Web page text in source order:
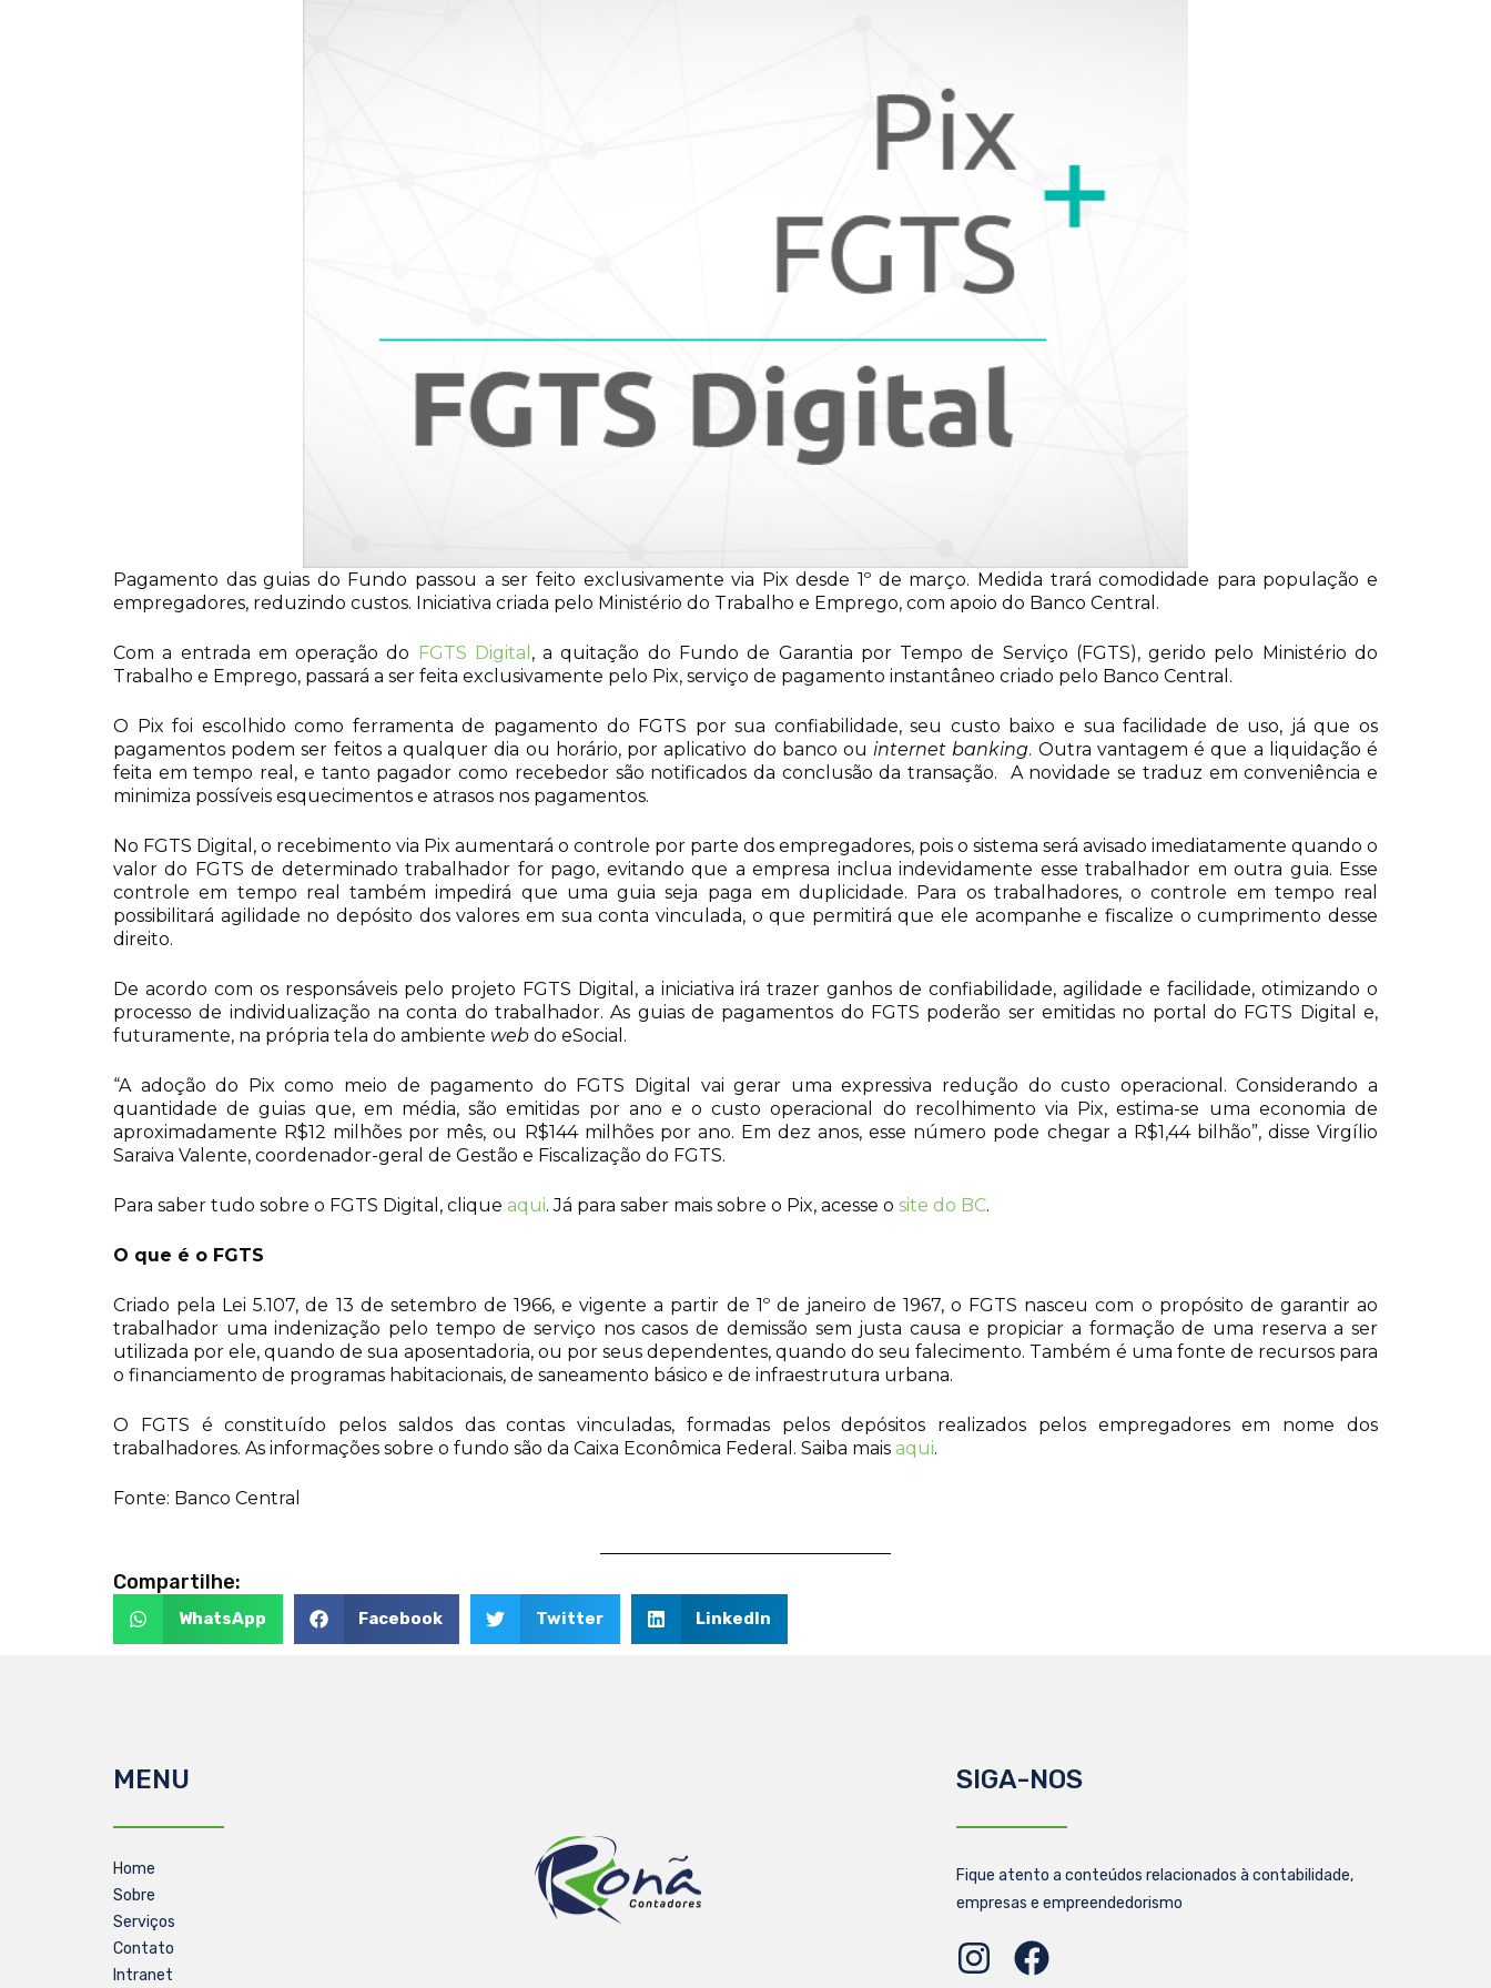
Pagamento das guias do Fundo passou a ser feito exclusivamente via Pix desde 1º de março. Medida trará comodidade para população e
empregadores, reduzindo custos. Iniciativa criada pelo Ministério do Trabalho e Emprego, com apoio do Banco Central.
Com a entrada em operação do FGTS Digital , a quitação do Fundo de Garantia por Tempo de Serviço (FGTS), gerido pelo Ministério do
Trabalho e Emprego, passará a ser feita exclusivamente pelo Pix, serviço de pagamento instantâneo criado pelo Banco Central.
O Pix foi escolhido como ferramenta de pagamento do FGTS por sua confiabilidade, seu custo baixo e sua facilidade de uso, já que os
pagamentos podem ser feitos a qualquer dia ou horário, por aplicativo do banco ouinternet banking. Outra vantagem é que a liquidação é
feita em tempo real, e tanto pagador como recebedor são notificados da conclusão da transação. A novidade se traduz em conveniência e
minimiza possíveis esquecimentos e atrasos nos pagamentos.
No FGTS Digital, o recebimento via Pix aumentará o controle por parte dos empregadores, pois o sistema será avisado imediatamente quando o
valor do FGTS de determinado trabalhador for pago, evitando que a empresa inclua indevidamente esse trabalhador em outra guia. Esse
controle em tempo real também impedirá que uma guia seja paga em duplicidade. Para os trabalhadores, o controle em tempo real
possibilitará agilidade no depósito dos valores em sua conta vinculada, o que permitirá que ele acompanhe e fiscalize o cumprimento desse
direito.
De acordo com os responsáveis pelo projeto FGTS Digital, a iniciativa irá trazer ganhos de confiabilidade, agilidade e facilidade, otimizando o
processo de individualização na conta do trabalhador. As guias de pagamentos do FGTS poderão ser emitidas no portal do FGTS Digital e,
futuramente, na própria tela do ambiente web do eSocial.
“A adoção do Pix como meio de pagamento do FGTS Digital vai gerar uma expressiva redução do custo operacional. Considerando a
quantidade de guias que, em média, são emitidas por ano e o custo operacional do recolhimento via Pix, estima-se uma economia de
aproximadamente R$12 milhões por mês, ou R$144 milhões por ano. Em dez anos, esse número pode chegar a R$1,44 bilhão”, disse Virgílio
Saraiva Valente, coordenador-geral de Gestão e Fiscalização do FGTS.
Para saber tudo sobre o FGTS Digital, clique aqui. Já para saber mais sobre o Pix, acesse o site do BC.
O que é o FGTS
Criado pela Lei 5.107, de 13 de setembro de 1966, e vigente a partir de 1º de janeiro de 1967, o FGTS nasceu com o propósito de garantir ao
trabalhador uma indenização pelo tempo de serviço nos casos de demissão sem justa causa e propiciar a formação de uma reserva a ser
utilizada por ele, quando de sua aposentadoria, ou por seus dependentes, quando do seu falecimento. Também é uma fonte de recursos para
o financiamento de programas habitacionais, de saneamento básico e de infraestrutura urbana.
O FGTS é constituído pelos saldos das contas vinculadas, formadas pelos depósitos realizados pelos empregadores em nome dos
trabalhadores. As informações sobre o fundo são da Caixa Econômica Federal. Saiba mais aqui.
Fonte: Banco Central
Compartilhe:
WhatsApp Facebook Twitter LinkedIn
MENU
Home
Sobre
Serviços
Contato
Intranet
SIGA-NOS
Fique atento a conteúdos relacionados à contabilidade,
empresas e empreendedorismo